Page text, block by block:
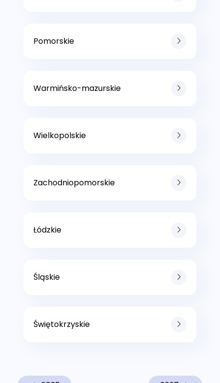
Pomorskie
Warmińsko-mazurskie
Wielkopolskie
Zachodniopomorskie
Łódzkie
Śląskie
Świętokrzyskie